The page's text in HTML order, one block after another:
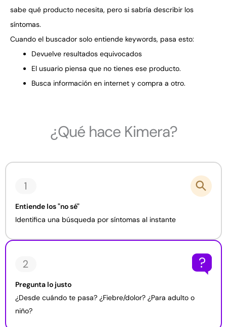
sabe qué producto necesita, pero si sabría describir los
síntomas.
Cuando el buscador solo entiende keywords, pasa esto:
Devuelve resultados equivocados
El usuario piensa que no tienes ese producto.
Busca información en internet y compra a otro.
¿Qué hace Kimera?
Entiende los "no sé"
Identifica una búsqueda por síntomas al instante
Pregunta lo justo
¿Desde cuándo te pasa? ¿Fiebre/dolor? ¿Para adulto o
niño?